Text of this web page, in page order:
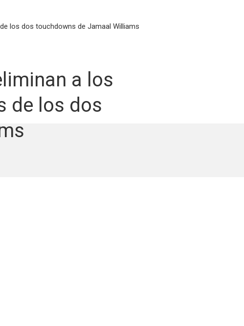
los dos touchdowns de Jamaal Williams
a los
de los dos